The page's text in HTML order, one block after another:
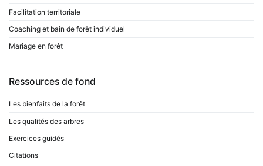
Facilitation territoriale
Coaching et bain de forêt individuel
Mariage en forêt
Ressources de fond
Les bienfaits de la forêt
Les qualités des arbres
Exercices guidés
Citations